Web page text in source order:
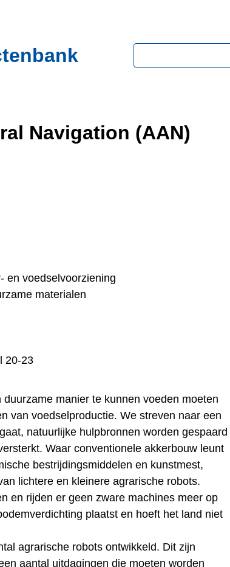
Navigation (AAN)
en voedselvoorziening
materialen
20-23
manier te kunnen voeden moeten
van voedselproductie. We streven naar een
natuurlijke hulpbronnen worden gespaard
Waar conventionele akkerbouw leunt
bestrijdingsmiddelen en kunstmest,
lichtere en kleinere agrarische robots.
en rijden er geen zware machines meer op
plaatst en hoeft het land niet
agrarische robots ontwikkeld. Dit zijn
aantal uitdagingen die moeten worden